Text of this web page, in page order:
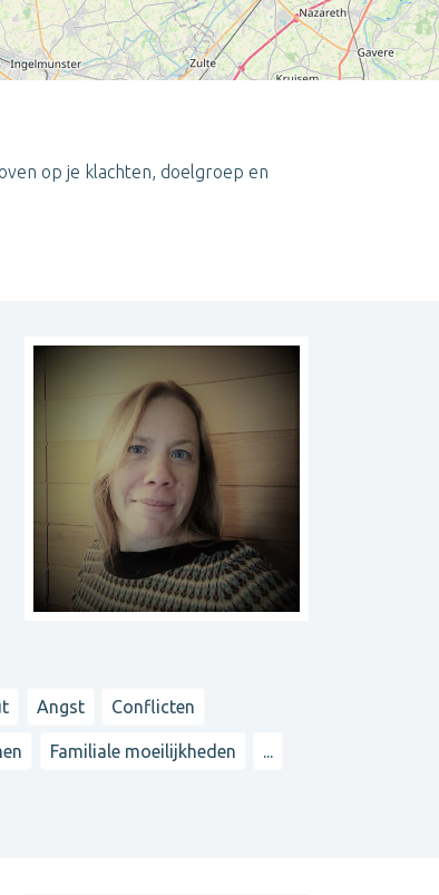
op je klachten, doelgroep en
Angst Conflicten
Familiale moeilijkheden ...